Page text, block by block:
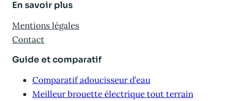
En savoir plus
Mentions légales
Contact
Guide et comparatif
Comparatif adoucisseur d’eau
Meilleur brouette électrique tout terrain